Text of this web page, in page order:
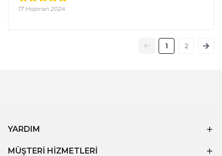
17 Haziran 2024
1 2
YARDIM
MÜŞTERİ HİZMETLERİ